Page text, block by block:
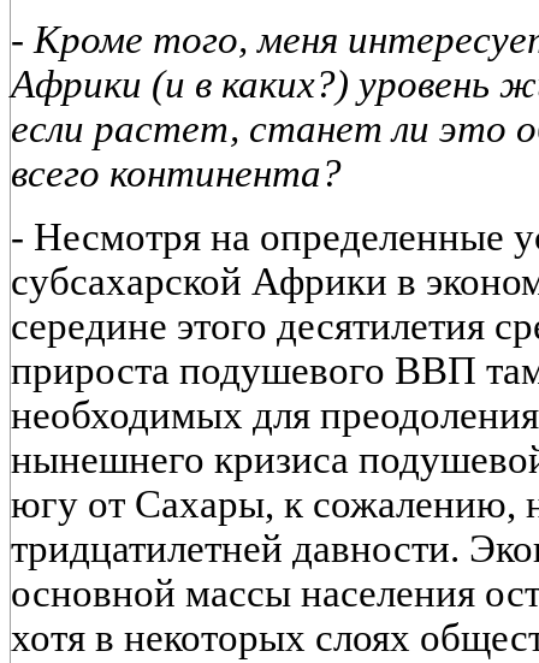
- Кроме того, меня
Африки (и в каких?) уровень
если растет, станет ли это
всего континента?
- Несмотря на определенные
субсахарской Африки в
середине этого десятилетия
прироста подушевого ВВП
необходимых для
нынешнего кризиса
югу от Сахары, к сожалению,
тридцатилетней давности.
основной массы населения
хотя в некоторых слоях